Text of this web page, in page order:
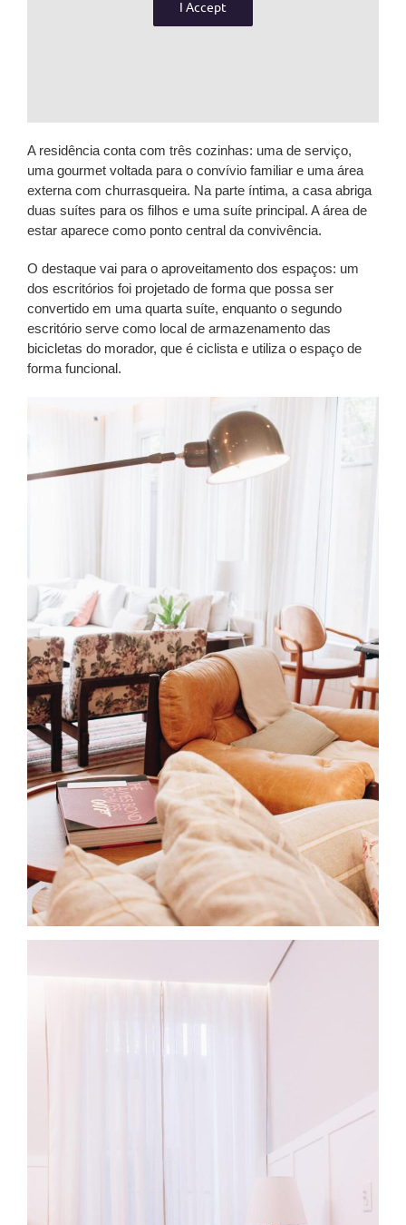
I Accept
A residência conta com três cozinhas: uma de serviço,
uma gourmet voltada para o convívio familiar e uma área
externa com churrasqueira. Na parte íntima, a casa abriga
duas suítes para os filhos e uma suíte principal. A área de
estar aparece como ponto central da convivência.
O destaque vai para o aproveitamento dos espaços: um
dos escritórios foi projetado de forma que possa ser
convertido em uma quarta suíte, enquanto o segundo
escritório serve como local de armazenamento das
bicicletas do morador, que é ciclista e utiliza o espaço de
forma funcional.